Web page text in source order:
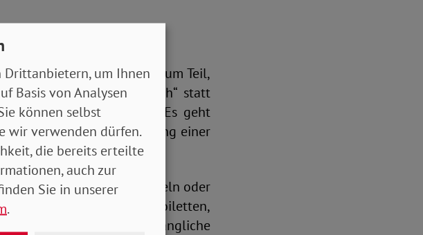
die Anforderungen zum Teil,
„behindertenfreundlich“ statt
zeigt aber: Es geht
sondern um die Einlösung einer
Läden, Verkehrsmitteln oder
barrierefreie Toiletten,
Tast-Signalen oder zugängliche
Drittanbietern, um Ihnen
Basis von Analysen
können selbst
wir verwenden dürfen.
die bereits erteilte
auch zur
Sie in unserer
.